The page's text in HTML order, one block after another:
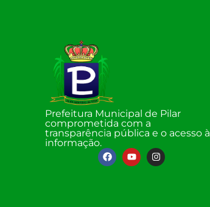
Prefeitura Municipal de Pilar
comprometida com a
transparência pública e o acesso à
informação.